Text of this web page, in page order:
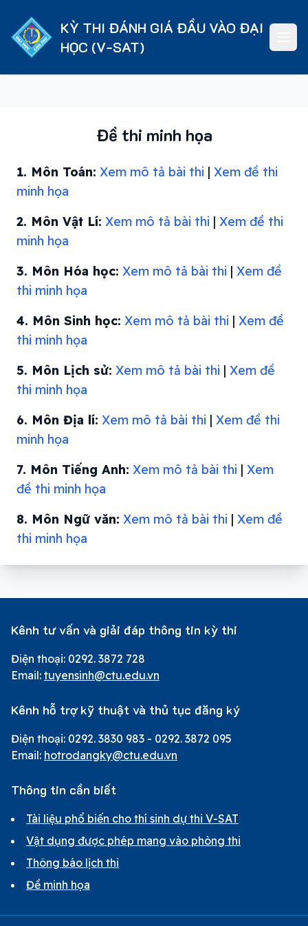
KỲ THI ĐÁNH GIÁ ĐẦU VÀO ĐẠI
HỌC (V-SAT)
Đề thi minh họa
1. Môn Toán: Xem mô tả bài thi | Xem đề thi
minh họa
2. Môn Vật Lí: Xem mô tả bài thi | Xem đề thi
minh họa
3. Môn Hóa học: Xem mô tả bài thi | Xem đề
thi minh họa
4. Môn Sinh học: Xem mô tả bài thi | Xem đề
thi minh họa
5. Môn Lịch sử: Xem mô tả bài thi | Xem đề
thi minh họa
6. Môn Địa lí: Xem mô tả bài thi | Xem đề thi
minh họa
7. Môn Tiếng Anh: Xem mô tả bài thi | Xem
đề thi minh họa
8. Môn Ngữ văn: Xem mô tả bài thi | Xem đề
thi minh họa
Kênh tư vấn và giải đáp thông tin kỳ thi
Điện thoại: 0292. 3872 728
Email: tuyensinh@ctu.edu.vn
Kênh hỗ trợ kỹ thuật và thủ tục đăng ký
Điện thoại: 0292. 3830 983 - 0292. 3872 095
Email: hotrodangky@ctu.edu.vn
Thông tin cần biết
Tài liệu phổ biến cho thí sinh dự thi V-SAT
Vật dụng được phép mang vào phòng thi
Thông báo lịch thi
Đề minh họa